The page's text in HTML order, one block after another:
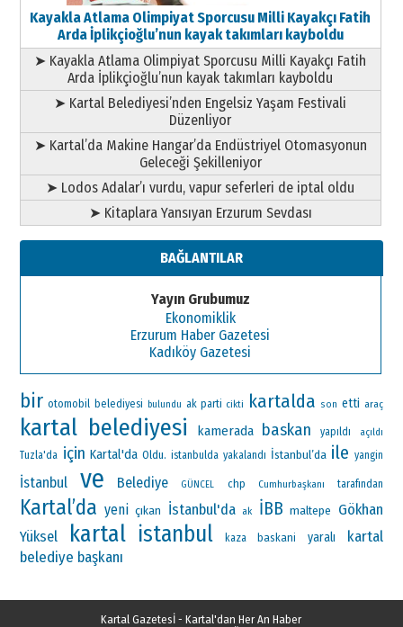
Kayakla Atlama Olimpiyat Sporcusu Milli Kayakçı Fatih
Arda İplikçioğlu’nun kayak takımları kayboldu
➤ Kayakla Atlama Olimpiyat Sporcusu Milli Kayakçı Fatih
Arda İplikçioğlu’nun kayak takımları kayboldu
➤ Kartal Belediyesi’nden Engelsiz Yaşam Festivali
Düzenliyor
➤ Kartal’da Makine Hangar’da Endüstriyel Otomasyonun
Geleceği Şekilleniyor
➤ Lodos Adalar’ı vurdu, vapur seferleri de iptal oldu
➤ Kitaplara Yansıyan Erzurum Sevdası
BAĞLANTILAR
Yayın Grubumuz
Ekonomiklik
Erzurum Haber Gazetesi
Kadıköy Gazetesi
bir otomobil belediyesi bulundu ak parti cikti kartalda son etti araç
kartal belediyesi kamerada baskan yapıldı açıldı
Tuzla'da için Kartal'da Oldu. istanbulda yakalandı İstanbul’da ile yangin
İstanbul ve Belediye GÜNCEL chp Cumhurbaşkanı tarafından
Kartal’da yeni çıkan İstanbul'da ak İBB maltepe Gökhan
Yüksel
kartal istanbul kaza baskani yaralı
kartal
belediye başkanı
Kartal Gazetesİ - Kartal'dan Her An Haber